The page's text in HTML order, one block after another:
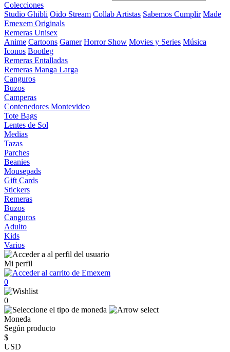
Colecciones
Studio Ghibli Oido Stream Collab Artistas Sabemos Cumplir Made
Emexem Originals
Remeras Unisex
Anime Cartoons Gamer Horror Show Movies y Series Música
Iconos Bootleg
Remeras Entalladas
Remeras Manga Larga
Canguros
Buzos
Camperas
Contenedores Montevideo
Tote Bags
Lentes de Sol
Medias
Tazas
Parches
Beanies
Mousepads
Gift Cards
Stickers
Remeras
Buzos
Canguros
Adulto
Kids
Varios
Mi perfil
0
0
Moneda
Según producto
$
USD